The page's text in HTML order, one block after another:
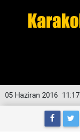
11:17
05 Haziran 2016